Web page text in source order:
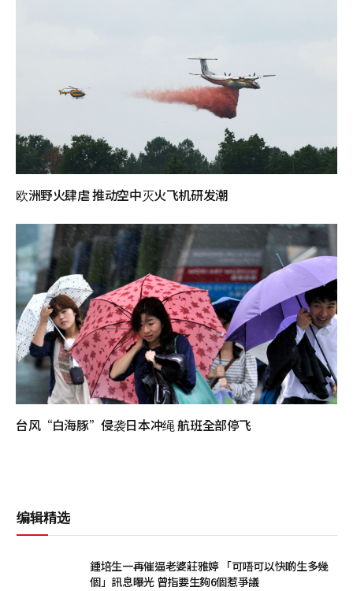
欧洲野火肆虐 推动空中灭火飞机研发潮
台风“白海豚”侵袭日本冲绳 航班全部停飞
编辑精选
鍾培生一再催逼老婆莊雅婷 「可唔可以快啲生多幾
個」訊息曝光 曾指要生夠6個惹爭議